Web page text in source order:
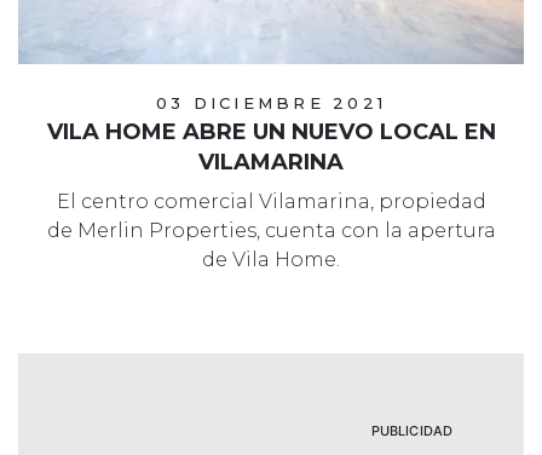
03 DICIEMBRE 2021
VILA HOME ABRE UN NUEVO LOCAL EN
VILAMARINA
El centro comercial Vilamarina, propiedad
de Merlin Properties, cuenta con la apertura
de Vila Home.
PUBLICIDAD